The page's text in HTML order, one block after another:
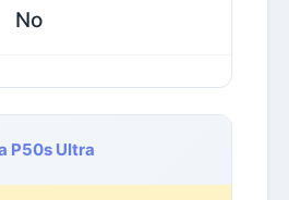
No
P50s Ultra